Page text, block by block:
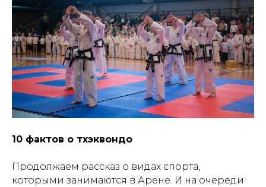
10 фактов о тхэквондо
Продолжаем рассказ о видах спорта,
которыми занимаются в Арене. И на очереди